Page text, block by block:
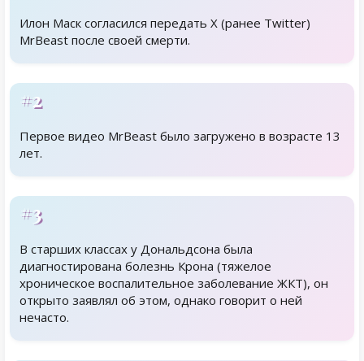
Илон Маск согласился передать X (ранее Twitter)
MrBeast после своей смерти.
#2
Первое видео MrBeast было загружено в возрасте 13
лет.
#3
В старших классах у Дональдсона была
диагностирована болезнь Крона (тяжелое
хроническое воспалительное заболевание ЖКТ), он
открыто заявлял об этом, однако говорит о ней
нечасто.